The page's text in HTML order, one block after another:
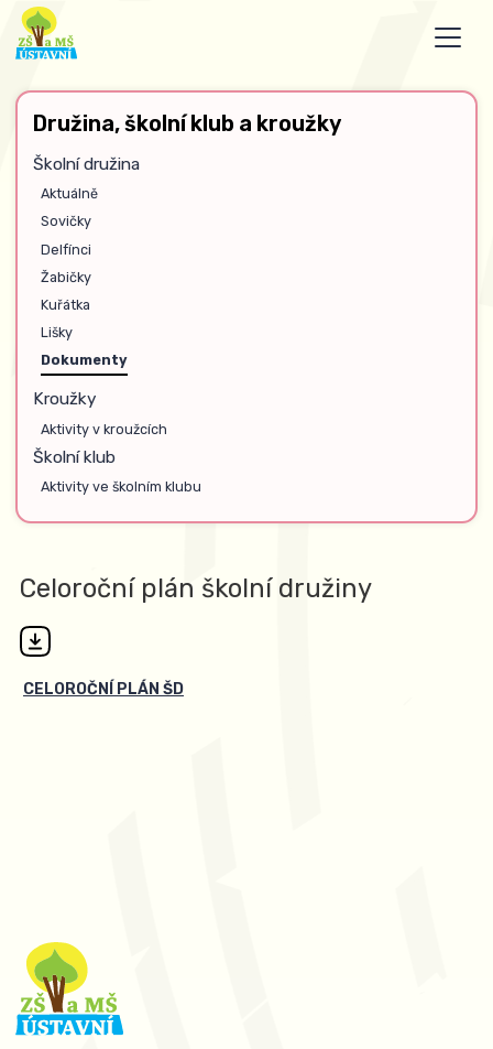
Družina, školní klub a kroužky
Školní družina
Aktuálně
Sovičky
Delfínci
Žabičky
Kuřátka
Lišky
Dokumenty
Kroužky
Aktivity v kroužcích
Školní klub
Aktivity ve školním klubu
Celoroční plán školní družiny
CELOROČNÍ PLÁN ŠD